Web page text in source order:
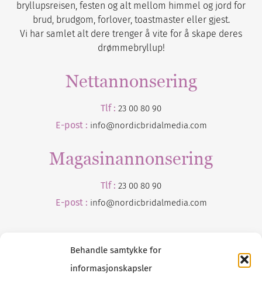
Behandle samtykke for
informasjonskapsler
bryllupsreisen, festen og alt mellom himmel og jord for
brud, brudgom, forlover, toastmaster eller gjest.
Vi har samlet alt dere trenger å vite for å skape deres
drømmebryllup!
Nettannonsering
Tlf : 23 00 80 90
E-post : info@nordicbridalmedia.com
Magasinannonsering
Tlf : 23 00 80 90
E-post : info@nordicbridalmedia.com